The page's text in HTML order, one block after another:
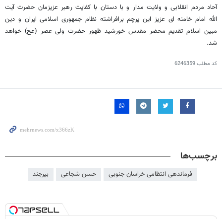
آحاد مردم انقلابی و ولایت مدار و با دستان با کفایت رهبر عزیزمان حضرت آیت
الله امام خامنه ای عزیز این پرچم برافراشته نظام جمهوری اسلامی ایران و دین
مبین اسلام تقدیم محضر مقدس خورشید ظهور حضرت ولی عصر (عج) خواهد
شد.
کد مطلب6246359
برچسب‌ها
فرماندهی انتظامی خراسان جنوبی حسن شجاعی بیرجند